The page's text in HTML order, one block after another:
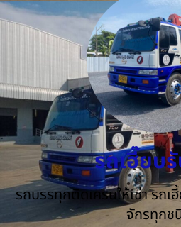
รถเฮี๊ยบ
รถบรรทุกติดเครนให้เช่า รถเ
จักรทุกช